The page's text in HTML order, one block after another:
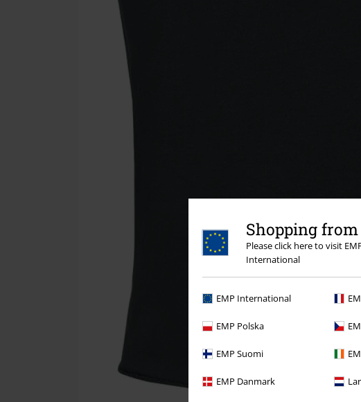
Shopping
Please click here to visit
International
EMP International
EMP Polska
EMP Suomi
EMP Danmark